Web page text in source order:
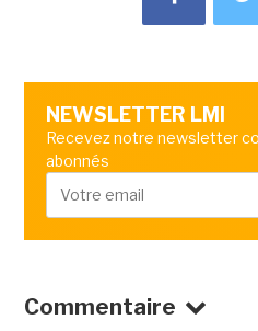
NEWSLETTER LMI
Recevez notre newsletter
abonnés
Commentaire